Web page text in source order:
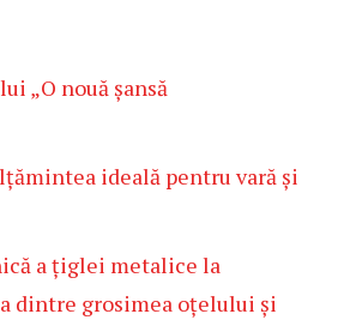
„O nouă șansă
ideală pentru vară și
a țiglei metalice la
dintre grosimea oțelului și